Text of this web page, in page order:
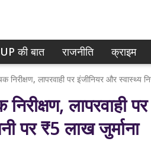
UP की बात राजनीति क्राइम
लापरवाही
पर ₹5 लाख जुर्माना